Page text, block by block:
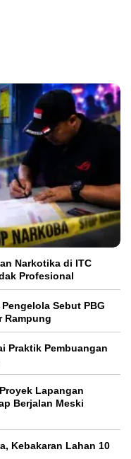
Narkotika di ITC
Profesional
Sebut PBG
Rampung
Praktik Pembuangan
Lapangan
Berjalan Meski
Kebakaran Lahan 10